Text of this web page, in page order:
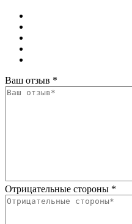
Ваш отзыв *
Отрицательные стороны *